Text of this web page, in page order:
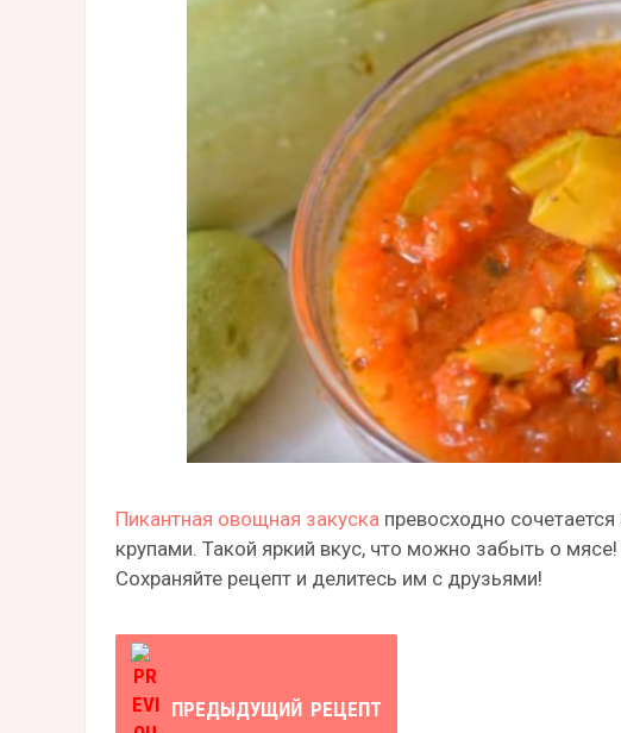
Пикантная овощная закуска превосходно
крупами. Такой яркий вкус, что можно забыть о
Сохраняйте рецепт и делитесь им с друзьями!
ПРЕДЫДУЩИЙ РЕЦЕПТ